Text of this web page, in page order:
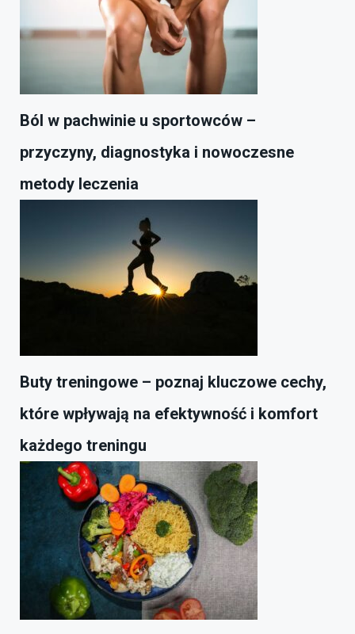
Ból w pachwinie u sportowców –
przyczyny, diagnostyka i nowoczesne
metody leczenia
Buty treningowe – poznaj kluczowe cechy,
które wpływają na efektywność i komfort
każdego treningu